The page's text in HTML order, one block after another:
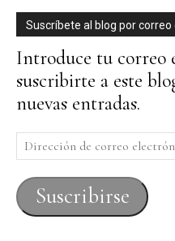
Suscríbete al blog por
Introduce tu correo
suscribirte a este
nuevas entradas.
Dirección
de
correo
electrónico
Suscribirse